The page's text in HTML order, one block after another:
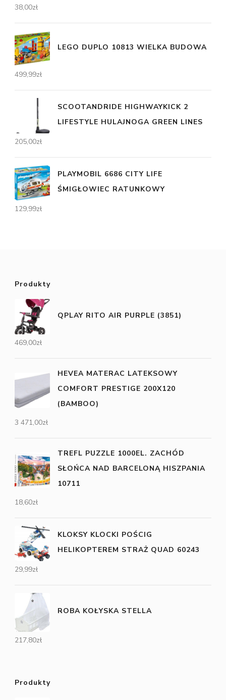
38,00zł
LEGO DUPLO 10813 WIELKA BUDOWA
499,99zł
SCOOTANDRIDE HIGHWAYKICK 2
LIFESTYLE HULAJNOGA GREEN LINES
205,00zł
PLAYMOBIL 6686 CITY LIFE
ŚMIGŁOWIEC RATUNKOWY
129,99zł
Produkty
QPLAY RITO AIR PURPLE (3851)
469,00zł
HEVEA MATERAC LATEKSOWY
COMFORT PRESTIGE 200X120
(BAMBOO)
3 471,00zł
TREFL PUZZLE 1000EL. ZACHÓD
SŁOŃCA NAD BARCELONĄ HISZPANIA
10711
18,60zł
KLOKSY KLOCKI POŚCIG
HELIKOPTEREM STRAŻ QUAD 60243
29,99zł
ROBA KOŁYSKA STELLA
217,80zł
Produkty